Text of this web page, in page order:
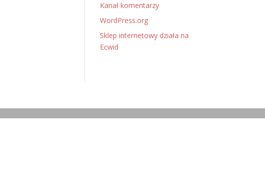
Kanał komentarzy
WordPress.org
Sklep internetowy działa na
Ecwid